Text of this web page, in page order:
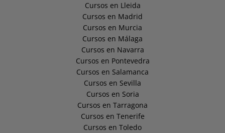
Cursos en Lleida
Cursos en Madrid
Cursos en Murcia
Cursos en Málaga
Cursos en Navarra
Cursos en Pontevedra
Cursos en Salamanca
Cursos en Sevilla
Cursos en Soria
Cursos en Tarragona
Cursos en Tenerife
Cursos en Toledo